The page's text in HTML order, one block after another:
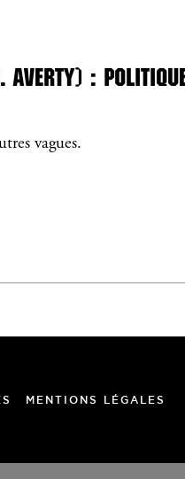
AVERTY) :
vagues.
MENTIONS LÉGALES